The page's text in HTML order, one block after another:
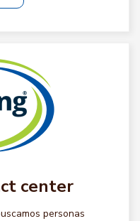
center
personas